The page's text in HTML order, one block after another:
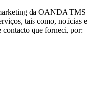
da OANDA TMS
tais como, notícias e
contacto que forneci, por: